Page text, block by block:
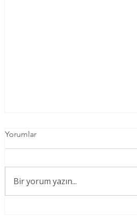
Yorumlar
Bir yorum yazın...